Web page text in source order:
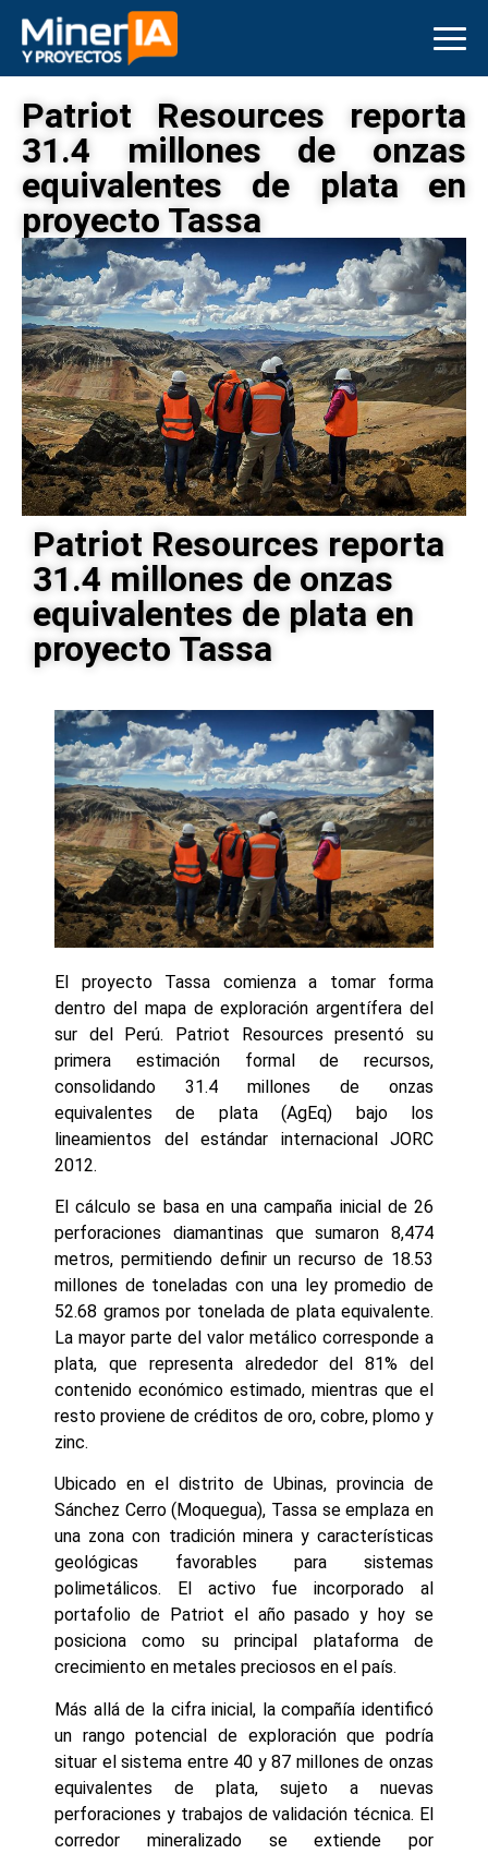
Patriot Resources reporta
31.4 millones de onzas
equivalentes de plata en
proyecto Tassa
Patriot Resources reporta
31.4 millones de onzas
equivalentes de plata en
proyecto Tassa
El proyecto Tassa comienza a tomar forma
dentro del mapa de exploración argentífera del
sur del Perú. Patriot Resources presentó su
primera estimación formal de recursos,
consolidando 31.4 millones de onzas
equivalentes de plata (AgEq) bajo los
lineamientos del estándar internacional JORC
2012.
El cálculo se basa en una campaña inicial de 26
perforaciones diamantinas que sumaron 8,474
metros, permitiendo definir un recurso de 18.53
millones de toneladas con una ley promedio de
52.68 gramos por tonelada de plata equivalente.
La mayor parte del valor metálico corresponde a
plata, que representa alrededor del 81% del
contenido económico estimado, mientras que el
resto proviene de créditos de oro, cobre, plomo y
zinc.
Ubicado en el distrito de Ubinas, provincia de
Sánchez Cerro (Moquegua), Tassa se emplaza en
una zona con tradición minera y características
geológicas favorables para sistemas
polimetálicos. El activo fue incorporado al
portafolio de Patriot el año pasado y hoy se
posiciona como su principal plataforma de
crecimiento en metales preciosos en el país.
Más allá de la cifra inicial, la compañía identificó
un rango potencial de exploración que podría
situar el sistema entre 40 y 87 millones de onzas
equivalentes de plata, sujeto a nuevas
perforaciones y trabajos de validación técnica. El
corredor mineralizado se extiende por